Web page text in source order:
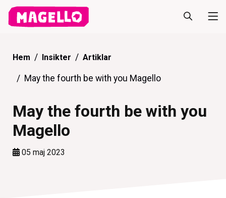
Hem Insikter Artiklar
May the fourth be with you Magello
May the fourth be with you
Magello
05 maj 2023